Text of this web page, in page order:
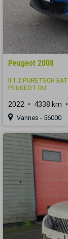
Peugeot 2008
II 1.2 PURETECH
PEUGEOT DU...
2022 4338 km
Vannes - 56000